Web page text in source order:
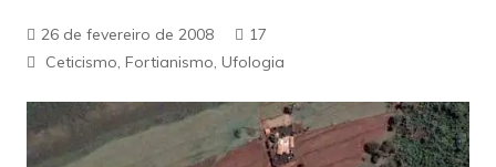
26 de fevereiro de 2008
17
Ceticismo Fortianismo Ufologia